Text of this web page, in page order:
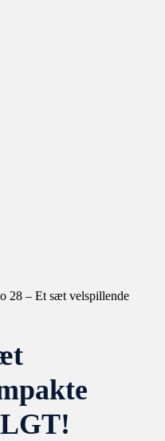
28 – Et sæt velspillende